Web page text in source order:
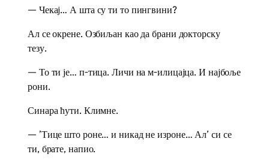
— Чекај… А шта су ти то пингвини?
Ал се окрене. Озбиљан као да брани докторску
тезу.
— То ти је… п-тица. Личи на м-илицајца. И најбоље
рони.
Синара ћути. Климне.
— ’Тице што роне… и никад не изроне… Ал’ си се
ти, брате, напио.